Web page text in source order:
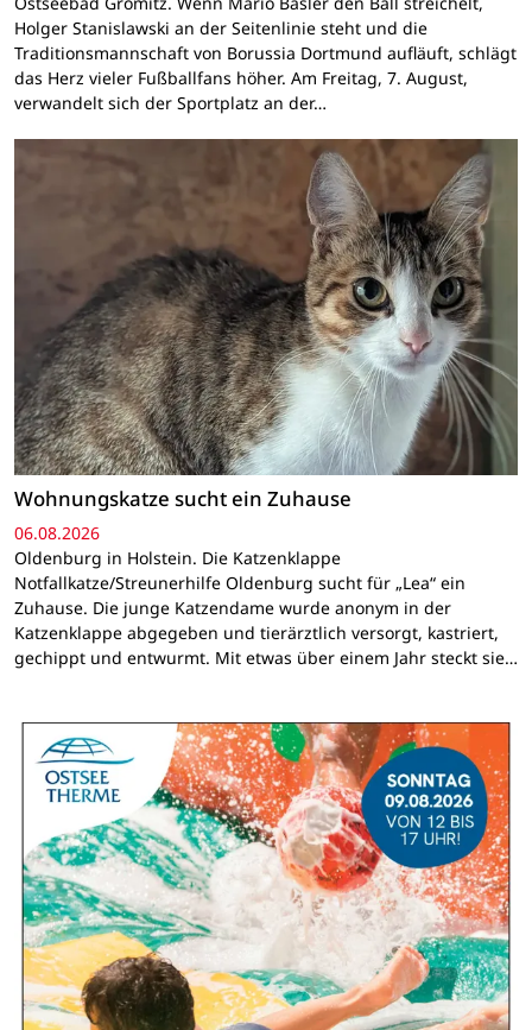
Holger Stanislawski an der Seitenlinie steht und die
Traditionsmannschaft von Borussia Dortmund aufläuft, schlägt
das Herz vieler Fußballfans höher. Am Freitag, 7. August,
verwandelt sich der Sportplatz an der…
Wohnungskatze sucht ein Zuhause
06.08.2026
Oldenburg in Holstein. Die Katzenklappe
Notfallkatze/Streunerhilfe Oldenburg sucht für „Lea“ ein
Zuhause. Die junge Katzendame wurde anonym in der
Katzenklappe abgegeben und tierärztlich versorgt, kastriert,
gechippt und entwurmt. Mit etwas über einem Jahr steckt sie…